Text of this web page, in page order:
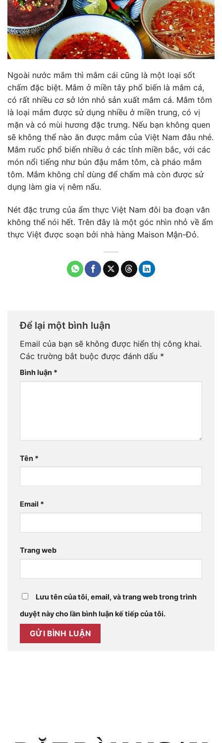
Ngoài nước mắm thì mắm cái cũng là một loại sốt
chấm đặc biệt. Mắm ở miền tây phổ biến là mắm cá,
có rất nhiều cơ sở lớn nhỏ sản xuất mắm cá. Mắm tôm
là loại mắm được sử dụng nhiều ở miền trung, có vị
mặn và có mùi hương đặc trưng. Nếu bạn không quen
sẽ không thể nào ăn được mắm của Việt Nam đâu nhé.
Mắm ruốc phổ biến nhiều ở các tỉnh miền bắc, với các
món nổi tiếng như bún đậu mắm tôm, cà pháo mắm
tôm. Mắm không chỉ dùng để chấm mà còn được sử
dụng làm gia vị nêm nấu.
Nét đặc trưng của ẩm thực Việt Nam đôi ba đoạn văn
không thể nói hết. Trên đây là một góc nhìn nhỏ về ẩm
thực Việt được soạn bởi nhà hàng Maison Mận-Đỏ.
Để lại một bình luận
Email của bạn sẽ không được hiển thị công khai.
Các trường bắt buộc được đánh dấu *
Bình luận *
Tên *
Email *
Trang web
Lưu tên của tôi, email, và trang web trong trình
duyệt này cho lần bình luận kế tiếp của tôi.